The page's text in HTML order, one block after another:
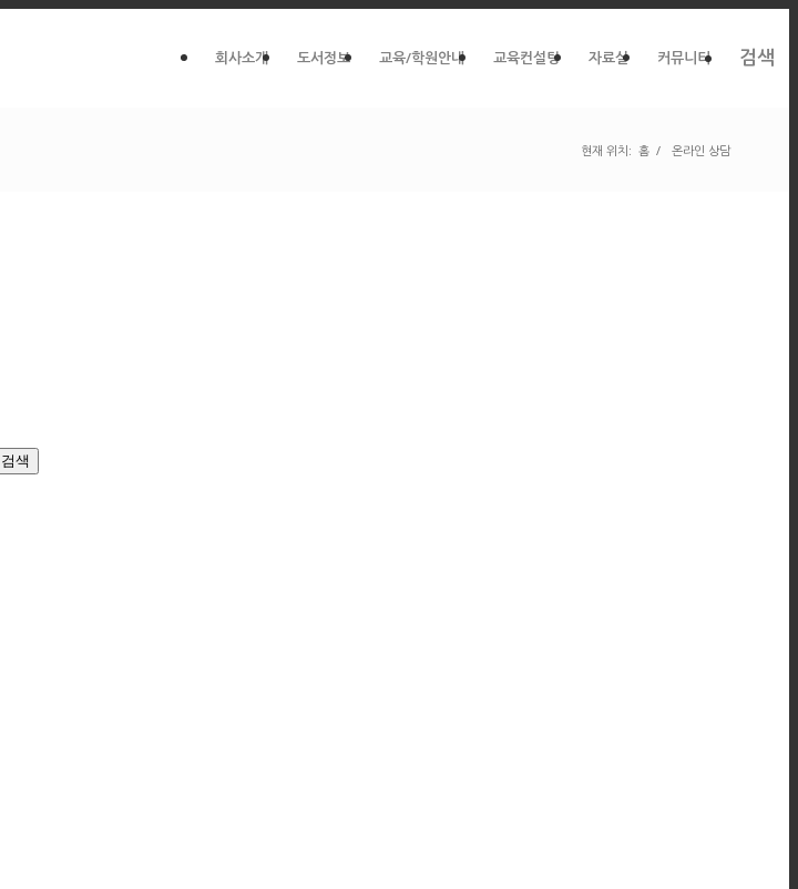
회사소개 도서정보 교육/학원안내 교육컨설팅 자료실 커뮤니티 검색
현재 위치: 홈 / 온라인 상담
검색